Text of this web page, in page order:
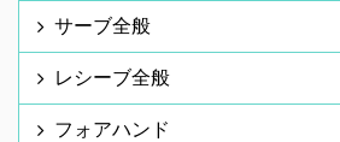
サーブ全般
レシーブ全般
フォアハンド